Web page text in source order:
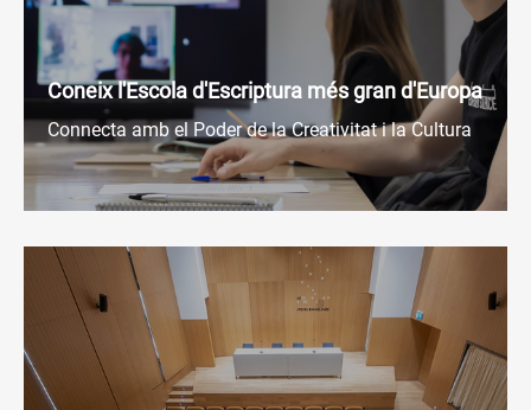
Coneix l'Escola d'Escriptura més gran d'Europa
Connecta amb el Poder de la Creativitat i la Cultura